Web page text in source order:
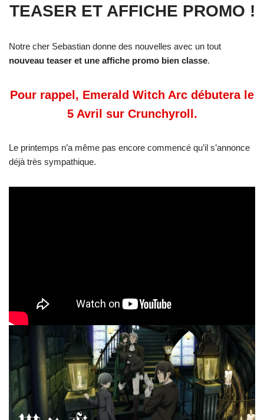
TEASER ET AFFICHE PROMO !
Notre cher Sebastian donne des nouvelles avec un tout
nouveau teaser et une affiche promo bien classe.
Pour rappel, Emerald Witch Arc débutera le
5 Avril sur Crunchyroll.
Le printemps n’a même pas encore commencé qu’il s’annonce
déjà très sympathique.